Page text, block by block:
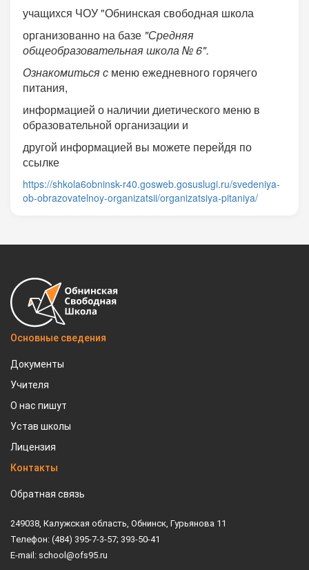
учащихся ЧОУ "Обнинская свободная школа
организованно на базе "Средняя
общеобразовательная школа № 6".
Ознакомиться с меню ежедневного горячего
питания,
информацией о наличии диетического меню в
образовательной организации и
другой информацией вы можете перейдя по
ссылке
https://shkola6obninsk-r40.gosweb.gosuslugi.ru/svedeniya-
ob-obrazovatelnoy-organizatsii/organizatsiya-pitaniya/
Основные сведения
Документы
Учителя
О нас пишут
Устав школы
Лицензия
Контакты
Обратная связь
249038, Калужская область, Обнинск, Гурьянова 11
Телефон: (484) 395-7-3-57; 393-50-41
E-mail: school@ofs95.ru